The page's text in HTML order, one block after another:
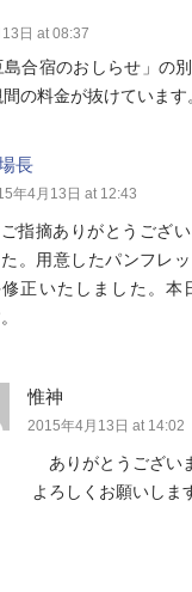
日 at 08:37
島合宿のおしらせ」の
の料金が抜けています
長
年4月13日 at 12:43
ご指摘ありがとうござ
た。用意したパンフレ
正いたしました。本
惟神
2015年4月13日 at 14:02
ありがとうござい
よろしくお願いしま